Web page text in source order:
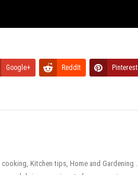
Google+ ReddIt Pinterest
Kitchen tips, Home and Gardening .